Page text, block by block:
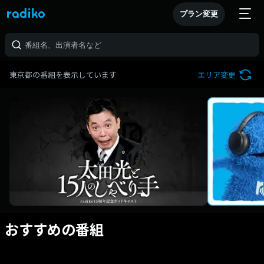
プラン変更
東京都の番組を表示しています エリア変更
おすすめの番組